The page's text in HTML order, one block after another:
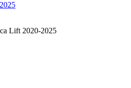
Lift 2020-2025